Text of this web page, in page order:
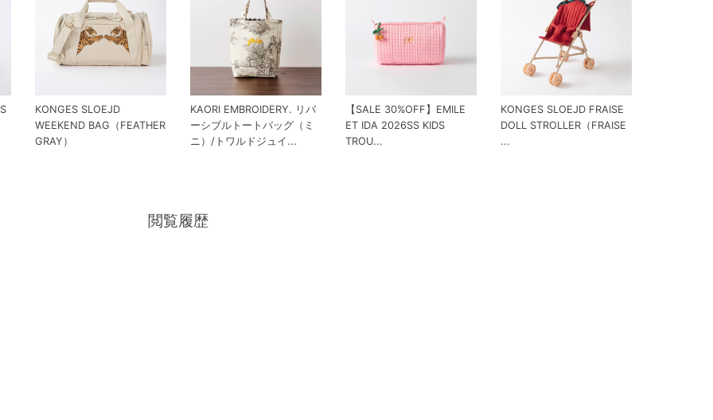
KONGES SLOEJD
WEEKEND BAG（FEATHER
GRAY）
KAORI EMBROIDERY. リバ
ーシブルトートバッグ（ミ
ニ）/トワルドジュイ...
【SALE 30%OFF】EMILE
ET IDA 2026SS KIDS
TROU...
KONGES SLOEJD FRAISE
DOLL STROLLER（FRAISE
...
閲覧履歴